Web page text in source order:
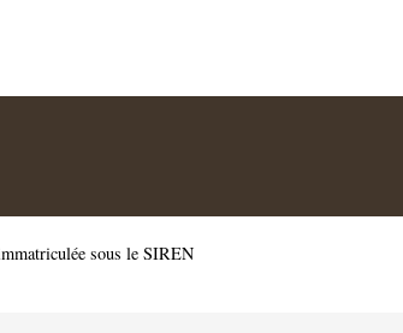
sous le SIREN